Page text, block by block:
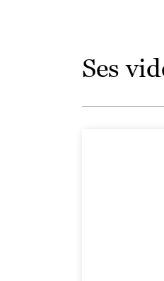
Ses